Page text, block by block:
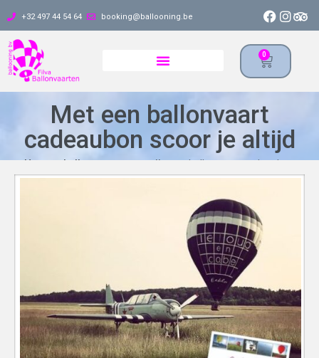
+32 497 44 54 64 booking@ballooning.be
0
Met een ballonvaart
cadeaubon scoor je altijd
Home»ballonvaarten en prijzen»ballonvaart cadeaubon